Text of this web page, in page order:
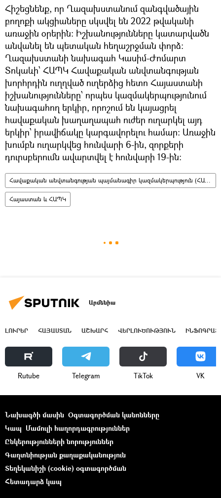
Հիշեցնենք, որ Ղազախստանում զանգվածային
բողոքի ակցիաները սկսվել են 2022 թվականի
առաջին օրերին։ Իշխանությունները կատարվածն
անվանել են պետական հեղաշրջման փորձ։
Ղազախստանի նախագահ Կասիմ-Ժոմարտ
Տոկաևի՝ ՀԱՊԿ Հավաքական անվտանգության
խորհրդին ուղղված ուղերձից հետո Հայաստանի
իշխանությունները՝ որպես կազմակերպությունում
նախագահող երկիր, որոշում են կայացրել
հավաքական խաղաղապահ ուժեր ուղարկել այդ
երկիր՝ իրավիճակը կարգավորելու համար: Առաջին
խումբն ուղարկվեց հունվարի 6-ին, զորքերի
դուրսբերումն ավարտվել է հունվարի 19-ին։
Հավաքական անվտանգության պայմանագիր կազմակերպություն (ՀԱՊԿ)
Հայաստան և ՀԱՊԿ
Արմենիա
ԼՈՒՐԵՐ ՀԱՅԱՍՏԱՆ ԱՇԽԱՐՀ ՎԵՐԼՈՒԾՈՒԹՅՈՒՆ
Rutube Telegram ТikТоk VK
Նախագծի մասին Օգտագործման կանոնները
Կապ Մամուլի հաղորդագրություններ
Ընկերությունների նորություններ
Գաղտնիության քաղաքականություն
Տեղեկանիշի (cookie) օգտագործման
Հետադարձ կապ